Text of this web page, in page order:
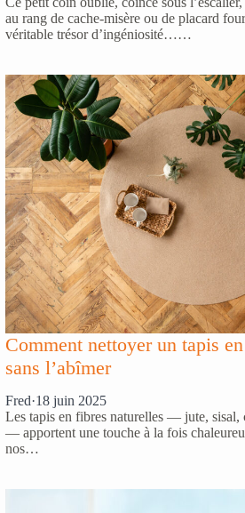
au rang de cache-misère ou de placard
véritable trésor d’ingéniosité……
Comment nettoyer un tapis
sans l’abîmer
Fred·18 juin 2025
Les tapis en fibres naturelles — jute, sisal,
— apportent une touche à la fois
nos…